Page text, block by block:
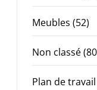
Meubles (52)
Non classé
Plan de travail